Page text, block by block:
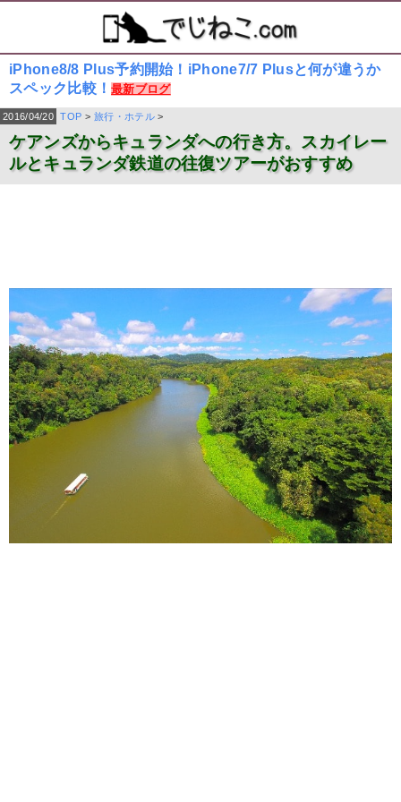
iPhone8/8 Plus予約開始！iPhone7/7 Plusと何が違うか
スペック比較！最新ブログ
2016/04/20 TOP > 旅行・ホテル>
ケアンズからキュランダへの行き方。スカイレー
ルとキュランダ鉄道の往復ツアーがおすすめ